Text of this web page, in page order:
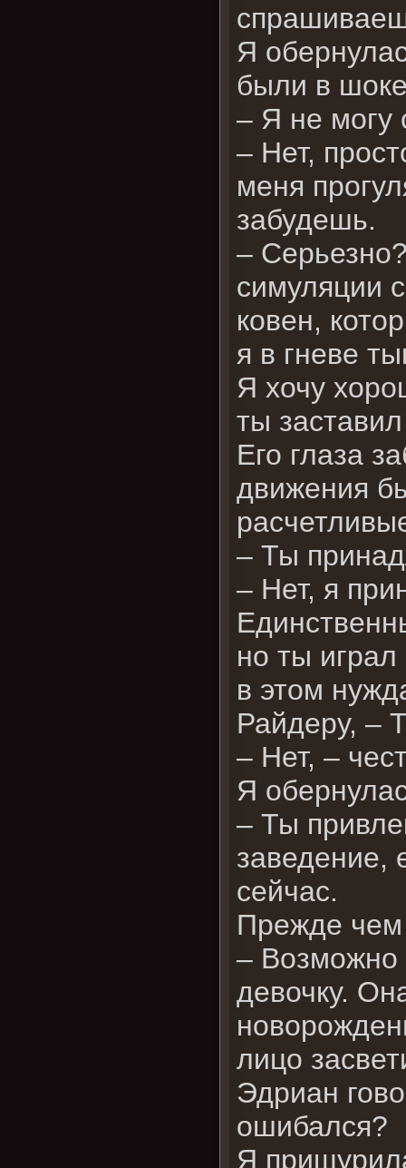
Я
были в
– Я не могу
– Нет,
меня
забудешь.
–
симуляции
ковен,
я в гневе
Я хочу
ты
Его глаза
движения
– Ты
– Нет, я
но ты
в этом
Райдеру, –
– Нет, –
Я
– Ты
заведение,
сейчас.
Прежде чем
– Возможно
девочку.
лицо
Эдриан
ошибался?
Я